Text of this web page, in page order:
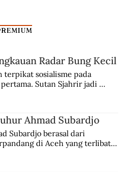
HalamanRadar Bung Kecil
terpikat sosialisme pada
Sutan Sjahrir jadi
Ahmad Subardjo
Subardjo berasal dari
di Aceh yang terlibat